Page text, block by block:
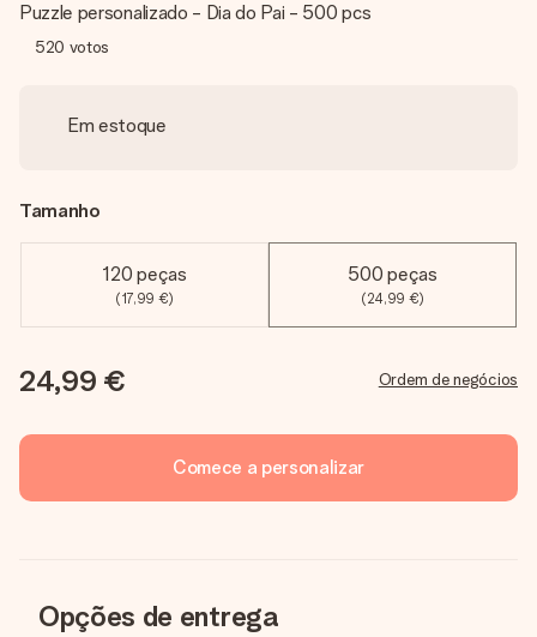
Puzzle personalizado - Dia do Pai - 500 pcs
520 votos
Em estoque
Tamanho
120 peças
(17,99 €)
500 peças
(24,99 €)
24,99 € Ordem de negócios
Comece a personalizar
Opções de entrega